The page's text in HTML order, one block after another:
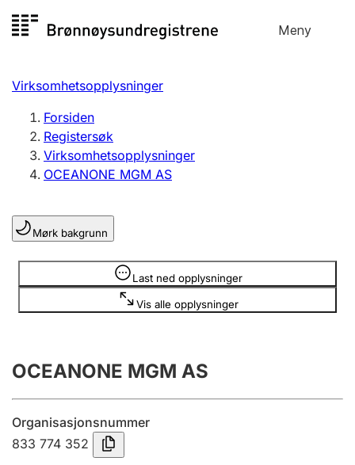
til
Meny
Registersøk
Aksjeselskap
Enkeltpersonforetak
Registrere, endre, slette
Lag og forening
Registrere, endre, slette
Årsregnskap
Innsending og forsinkelsesgebyr
Tinglysing
Virksomhetsopplysninger
Forsiden
Registersøk
Virksomhetsopplysninger
OCEANONE MGM AS
Mørk bakgrunn
Last ned opplysninger
Vis alle opplysninger
Opplysninger er skjult
OCEANONE MGM AS
Organisasjonsnummer
833 774 352